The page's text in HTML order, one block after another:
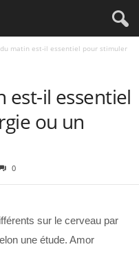
matin est-il essentiel pour stimuler
est-il essentiel
ou un
0
sur le cerveau par
une étude. Amor